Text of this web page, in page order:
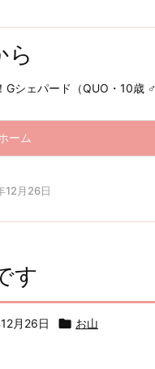
ら
Gシェパード（QUO・10
ーム
12月26日
す
月26日  お山